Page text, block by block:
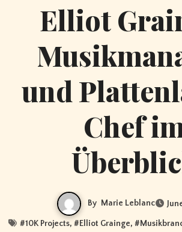
Elliot
und
Chef
By Marie Leblanc
#10K Projects, #Elliot Grainge, #